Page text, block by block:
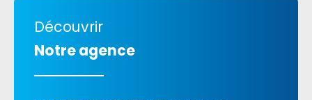
Découvrir
Notre agence